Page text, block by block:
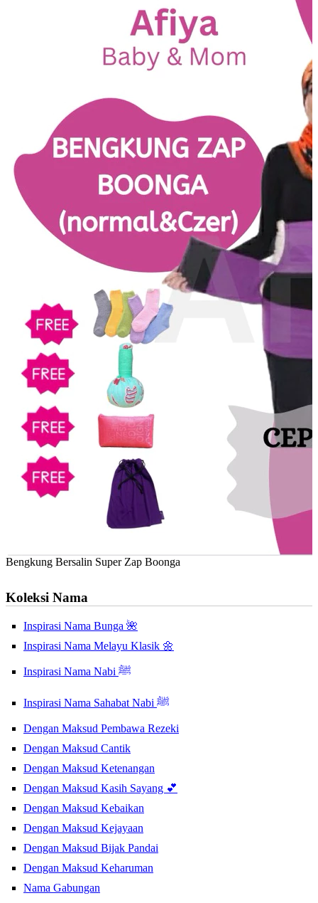
Bengkung Bersalin Super Zap Boonga
Koleksi Nama
Inspirasi Nama Bunga 🌺
Inspirasi Nama Melayu Klasik 🌼
Inspirasi Nama Nabi ﷺ
Inspirasi Nama Sahabat Nabi ﷺ
Dengan Maksud Pembawa Rezeki
Dengan Maksud Cantik
Dengan Maksud Ketenangan
Dengan Maksud Kasih Sayang 💕
Dengan Maksud Kebaikan
Dengan Maksud Kejayaan
Dengan Maksud Bijak Pandai
Dengan Maksud Keharuman
Nama Gabungan